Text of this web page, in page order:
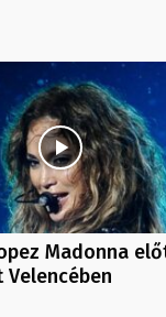
Madonna